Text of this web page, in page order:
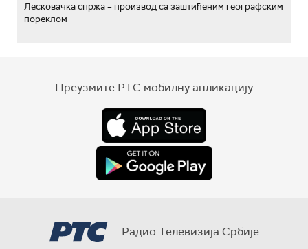
Лесковачка спржа – производ са заштићеним географским
пореклом
Преузмите РТС мобилну апликацију
Радио Телевизија Србије